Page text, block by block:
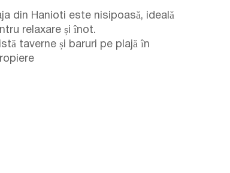
din Hanioti este nisipoasă, ideală
relaxare și înot.
taverne și baruri pe plajă în